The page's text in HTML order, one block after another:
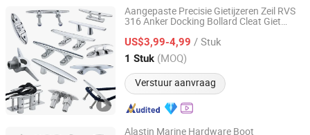
Aangepaste Precisie Gietijzeren Zeil RVS
316 Anker Docking Bollard Cleat Giet
Boot Accessoires Maritieme
US$3,99-4,99 / Stuk
1 Stuk (MOQ)
Verstuur aanvraag
Shenxian Shenghui Stainless Co., Ltd.
Shandong, China Sinds 2023
Alastin Marine Hardware Boot